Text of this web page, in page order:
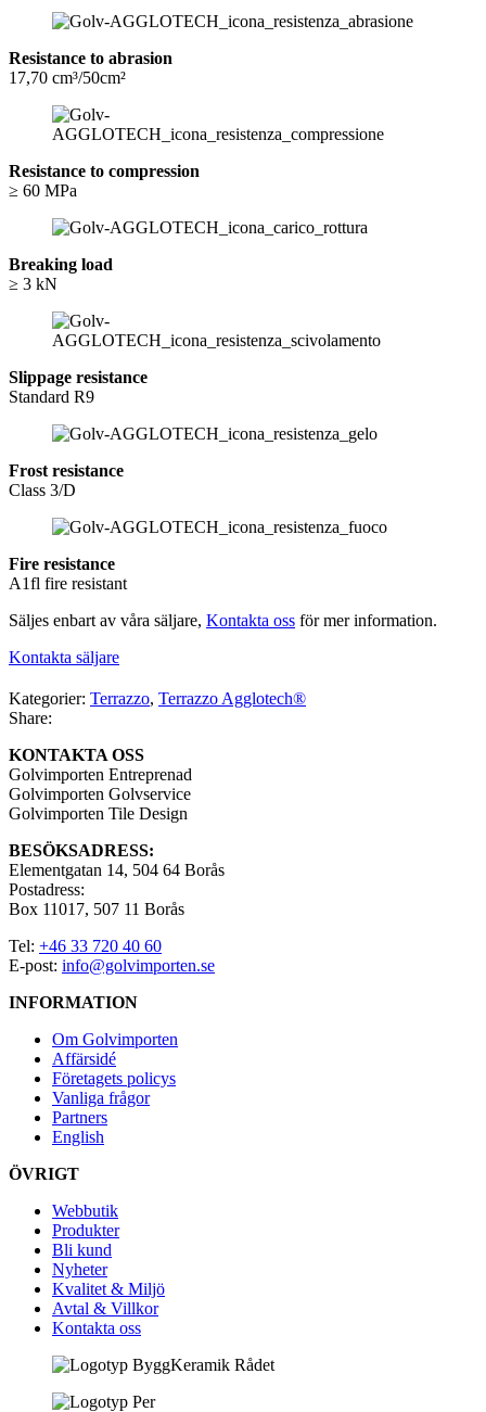
Resistance to abrasion
17,70 cm³/50cm²
Resistance to compression
≥ 60 MPa
Breaking load
≥ 3 kN
Slippage resistance
Standard R9
Frost resistance
Class 3/D
Fire resistance
A1fl fire resistant
Säljes enbart av våra säljare, Kontakta oss för mer information.
Kontakta säljare
Kategorier: Terrazzo, Terrazzo Agglotech®
Share:
KONTAKTA OSS
Golvimporten Entreprenad
Golvimporten Golvservice
Golvimporten Tile Design
BESÖKSADRESS:
Elementgatan 14, 504 64 Borås
Postadress:
Box 11017, 507 11 Borås
Tel: +46 33 720 40 60
E-post: info@golvimporten.se
INFORMATION
Om Golvimporten
Affärsidé
Företagets policys
Vanliga frågor
Partners
English
ÖVRIGT
Webbutik
Produkter
Bli kund
Nyheter
Kvalitet & Miljö
Avtal & Villkor
Kontakta oss